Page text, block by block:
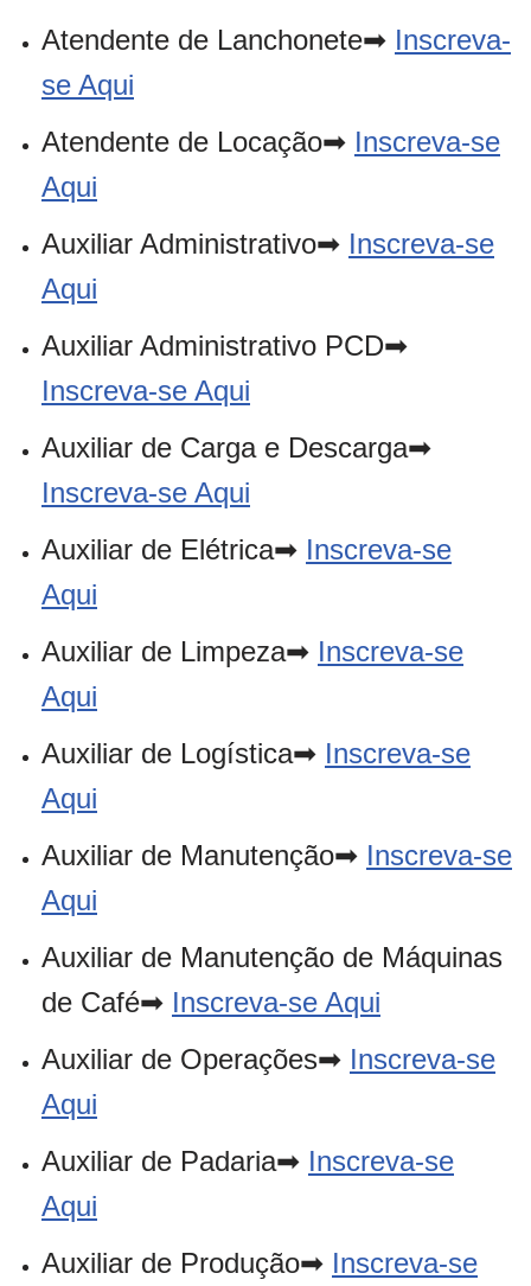
Atendente de Lanchonete➡ Inscreva-
se Aqui
Atendente de Locação➡ Inscreva-se
Aqui
Auxiliar Administrativo➡ Inscreva-se
Aqui
Auxiliar Administrativo PCD➡
Inscreva-se Aqui
Auxiliar de Carga e Descarga➡
Inscreva-se Aqui
Auxiliar de Elétrica➡ Inscreva-se
Aqui
Auxiliar de Limpeza➡ Inscreva-se
Aqui
Auxiliar de Logística➡ Inscreva-se
Aqui
Auxiliar de Manutenção➡ Inscreva-se
Aqui
Auxiliar de Manutenção de Máquinas
de Café➡ Inscreva-se Aqui
Auxiliar de Operações➡ Inscreva-se
Aqui
Auxiliar de Padaria➡ Inscreva-se
Aqui
Auxiliar de Produção➡ Inscreva-se